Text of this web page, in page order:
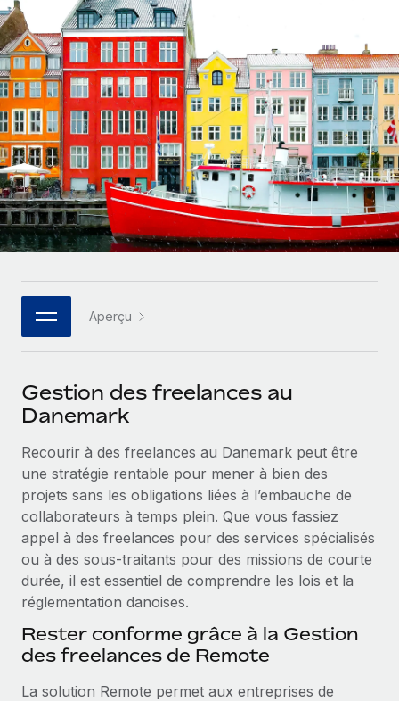
Gestion des freelances
Intégrez et gérez vos freelances partout dans le monde
PEO
Sous-traitez les opérations complexes liées à l’emploi
INFRASTRUCTURE
Intégration Remote
Intégrez vos RH aux flux de travail en toute simplicité
Plateforme
Connecter
Nouveau
Connectez n'importe quel outil d’IA à Remote grâce à
notre MCP
Intégrations
Rationalisez vos processus avec des outils essentiels
SERVICES
Demandez aux experts
Recevez des conseils d’experts sur les RH à
l’international et la conformité
Contrôles d’antécédents
Simplifiez vos processus de présélection des
candidats
Gardez un temps d’avance sur les risques en
Comparer Remote
Examinez notre service par rapport aux autres
CROISSANCE
Start-ups
Des solutions agiles et internationales pour les RH et la
paie des entreprises en pleine croissance
Entreprises intermédiaires
Développez vos équipes avec des solutions RH sur
mesure
Entreprise
Les RH à l’international pour les grandes entreprises
Partenaires stratégiques de la tech
Intégrez les RH à l’international de manière flexible
Devenir partenaire
Explorez avec nous vos opportunités de partenariat
Remote Build
Bientôt disponible
Conseil en intégrations et automatisations assistées par
ÉTUDES DE CAS
pays
Calculateur de paiement des freelances
Découvrez les devises disponibles et les vitesses de
paiement pour vos freelances internationaux
APPRENDRE AVEC REMOTE
Recherche et guides
Études de cas
Checklists et modèles
Descriptions de postes
Données sur les salaires et les talents
Centre de ressources
Obtenir de l’aide
Voir toutes les ressources
BLOG
Nederlands
Français
Deutsch
Español
Italiano
Português (Portugal)
日本語
한국어
Connexion
Aperçu
Gestion des freelances au
Danemark
Recourir à des freelances au Danemark peut être
une stratégie rentable pour mener à bien des
projets sans les obligations liées à l’embauche de
collaborateurs à temps plein. Que vous fassiez
appel à des freelances pour des services spécialisés
ou à des sous‑traitants pour des missions de courte
durée, il est essentiel de comprendre les lois et la
réglementation danoises.
Rester conforme grâce à la Gestion
des freelances de Remote
La solution Remote permet aux entreprises de